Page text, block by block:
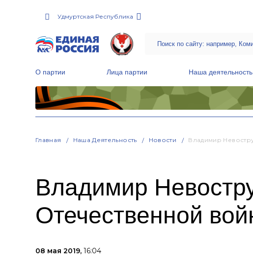
Удмуртская Республика
О партии Лица партии Наша деятельность
Главная Наша Деятельность Новости Владимир
Владимир
Отечественной
08 мая 2019, 16:04